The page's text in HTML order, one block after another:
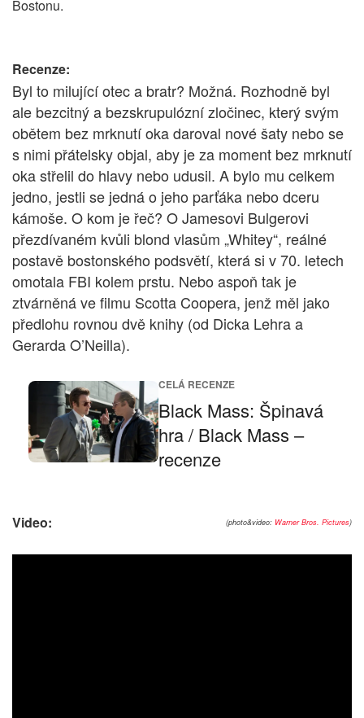
Bostonu.
Recenze:
Byl to milující otec a bratr? Možná. Rozhodně byl
ale bezcitný a bezskrupulózní zločinec, který svým
obětem bez mrknutí oka daroval nové šaty nebo se
s nimi přátelsky objal, aby je za moment bez mrknutí
oka střelil do hlavy nebo udusil. A bylo mu celkem
jedno, jestli se jedná o jeho parťáka nebo dceru
kámoše. O kom je řeč? O Jamesovi Bulgerovi
přezdívaném kvůli blond vlasům „Whitey“, reálné
postavě bostonského podsvětí, která si v 70. letech
omotala FBI kolem prstu. Nebo aspoň tak je
ztvárněná ve filmu Scotta Coopera, jenž měl jako
předlohu rovnou dvě knihy (od Dicka Lehra a
Gerarda O’Neilla).
CELÁ RECENZE
Black Mass: Špinavá
hra / Black Mass –
recenze
(photo&video: Warner Bros. Pictures)
Video: